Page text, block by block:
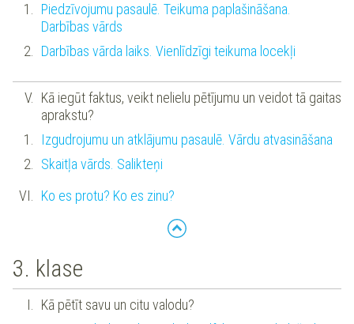
Piedzīvojumu pasaulē. Teikuma paplašināšana.
Darbības vārds
Darbības vārda laiks. Vienlīdzīgi teikuma locekļi
Kā iegūt faktus, veikt nelielu pētījumu un veidot tā gaitas
aprakstu?
Izgudrojumu un atklājumu pasaulē. Vārdu atvasināšana
Skaitļa vārds. Salikteņi
Ko es protu? Ko es zinu?
3. klase
Kā pētīt savu un citu valodu?